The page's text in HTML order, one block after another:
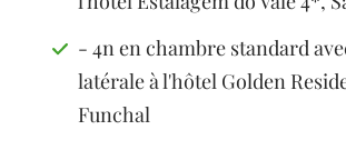
- 4n en chambre standard
latérale à l'hôtel Golden
Funchal